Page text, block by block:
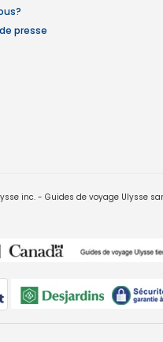
presse
inc. - Guides de voyage Ulysse